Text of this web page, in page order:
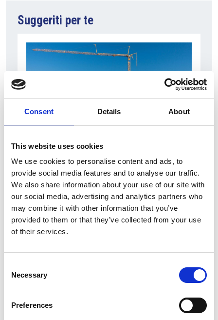
Consent Details About
This website uses cookies
We use cookies to personalise content and ads, to
provide social media features and to analyse our traffic.
We also share information about your use of our site with
our social media, advertising and analytics partners who
may combine it with other information that you’ve
provided to them or that they’ve collected from your use
of their services.
Selection
Necessary
Preferences
Suggeriti per te
7 Agosto 2026
Nel primo semestre è aumentata fortemente la
costruzione di nuove abitazioni
Repubblica Ceca